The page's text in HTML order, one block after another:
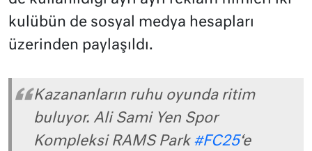
kulübün de sosyal medya hesapları
üzerinden paylaşıldı.
Kazananların ruhu oyunda ritim
buluyor. Ali Sami Yen Spor
Kompleksi RAMS Park #FC25‘e